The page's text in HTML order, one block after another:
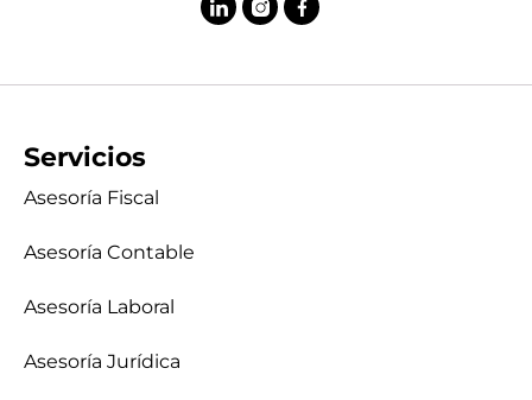
Servicios
Asesoría Fiscal
Asesoría Contable
Asesoría Laboral
Asesoría Jurídica